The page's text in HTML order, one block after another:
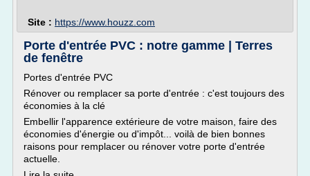
Site : https://www.houzz.com
Porte d'entrée PVC : notre gamme | Terres
de fenêtre
Portes d'entrée PVC
Rénover ou remplacer sa porte d'entrée : c'est toujours des
économies à la clé
Embellir l'apparence extérieure de votre maison, faire des
économies d'énergie ou d'impôt... voilà de bien bonnes
raisons pour remplacer ou rénover votre porte d'entrée
actuelle.